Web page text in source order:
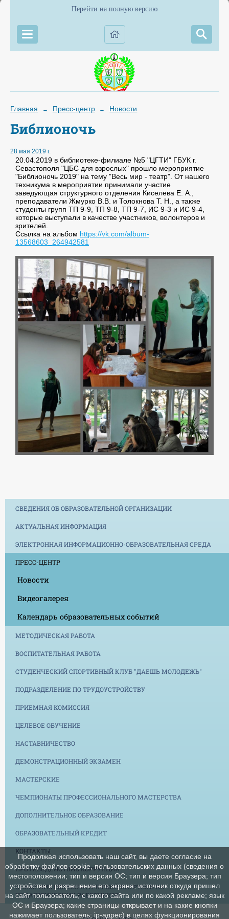
Перейти на полную версию
Главная → Пресс-центр → Новости
Библионочь
28 мая 2019 г.
20.04.2019 в библиотеке-филиале №5 "ЦГТИ" ГБУК г.
Севастополя "ЦБС для взрослых" прошло мероприятие
"Библионочь 2019" на тему "Весь мир - театр". От нашего
техникума в мероприятии принимали участие
заведующая структурного отделения Киселева Е. А.,
преподаватели Жмурко В.В. и Толокнова Т. Н., а также
студенты групп ТП 9-9, ТП 9-8, ТП 9-7, ИС 9-3 и ИС 9-4,
которые выступали в качестве участников, волонтеров и
зрителей.
Ссылка на альбом https://vk.com/album-
13568603_264942581
СВЕДЕНИЯ ОБ ОБРАЗОВАТЕЛЬНОЙ ОРГАНИЗАЦИИ
АКТУАЛЬНАЯ ИНФОРМАЦИЯ
ЭЛЕКТРОННАЯ ИНФОРМАЦИОННО-ОБРАЗОВАТЕЛЬНАЯ СРЕДА
ПРЕСС-ЦЕНТР
Новости
Видеогалерея
Календарь образовательных событий
МЕТОДИЧЕСКАЯ РАБОТА
ВОСПИТАТЕЛЬНАЯ РАБОТА
СТУДЕНЧЕСКИЙ СПОРТИВНЫЙ КЛУБ "ДАЕШЬ МОЛОДЕЖЬ"
ПОДРАЗДЕЛЕНИЕ ПО ТРУДОУСТРОЙСТВУ
ПРИЕМНАЯ КОМИССИЯ
ЦЕЛЕВОЕ ОБУЧЕНИЕ
НАСТАВНИЧЕСТВО
ДЕМОНСТРАЦИОННЫЙ ЭКЗАМЕН
МАСТЕРСКИЕ
ЧЕМПИОНАТЫ ПРОФЕССИОНАЛЬНОГО МАСТЕРСТВА
ДОПОЛНИТЕЛЬНОЕ ОБРАЗОВАНИЕ
ОБРАЗОВАТЕЛЬНЫЙ КРЕДИТ
КОНТАКТЫ
ПРОТИВОДЕЙСТВИЕ КОРРУПЦИИ
СНИЖЕНИЕ БЮРОКРАТИЧЕСКОЙ НАГРУЗКИ НА
ПЕДАГОГИЧЕСКИХ РАБОТНИКОВ
Продолжая использовать наш сайт, вы даете согласие на
обработку файлов cookie, пользовательских данных (сведения о
местоположении; тип и версия ОС; тип и версия Браузера; тип
устройства и разрешение его экрана; источник откуда пришел
на сайт пользователь; с какого сайта или по какой рекламе; язык
ОС и Браузера; какие страницы открывает и на какие кнопки
нажимает пользователь; ip-адрес) в целях функционирования